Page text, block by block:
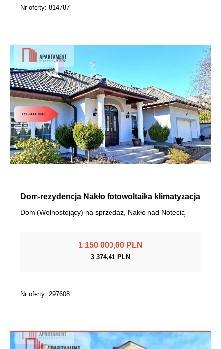
Nr oferty: 814787
Dom-rezydencja Nakło fotowoltaika klimatyzacja
Dom (Wolnostojący) na sprzedaż, Nakło nad Notecią
1 150 000,00 PLN
3 374,41 PLN
Nr oferty: 297608